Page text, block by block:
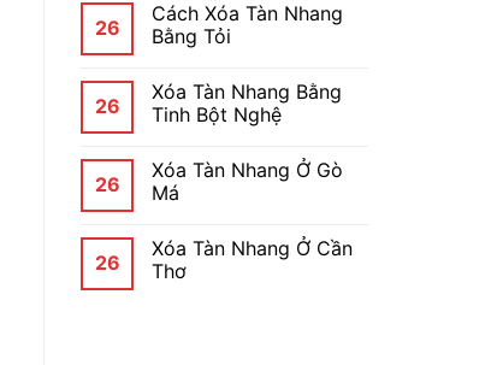
26
Cách Xóa Tàn Nhang
Bằng Tỏi
26
Xóa Tàn Nhang Bằng
Tinh Bột Nghệ
26
Xóa Tàn Nhang Ở Gò
Má
26
Xóa Tàn Nhang Ở Cần
Thơ